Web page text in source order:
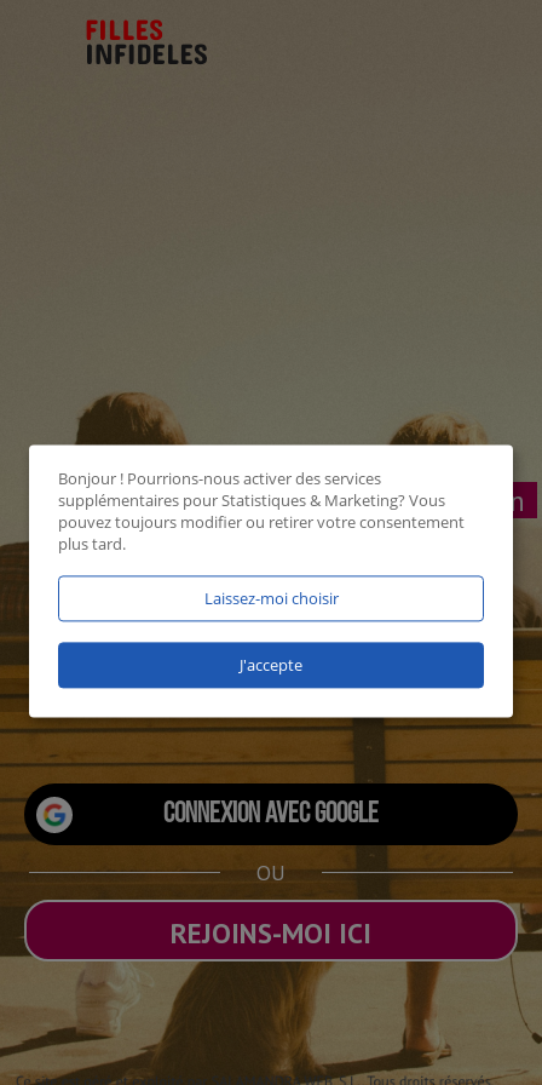
Connexion
1860 utilisateurs connectés
Connexion avec Google
OU
REJOINS-MOI ICI
Bonjour ! Pourrions-nous activer des services
supplémentaires pourStatistiques & Marketing? Vous
pouvez toujours modifier ou retirer votre consentement
plus tard.
Laissez-moi choisir
J'accepte